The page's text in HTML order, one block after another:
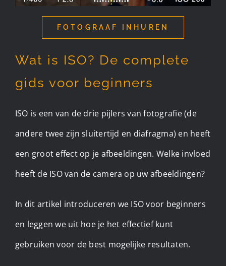
FOTOGRAAF INHUREN
Wat is ISO? De complete
gids voor beginners
ISO is een van de drie pijlers van fotografie (de
andere twee zijn sluitertijd en diafragma) en heeft
een groot effect op je afbeeldingen. Welke invloed
heeft de ISO van de camera op uw afbeeldingen?
In dit artikel introduceren we ISO voor beginners
en leggen we uit hoe je het effectief kunt
gebruiken voor de best mogelijke resultaten.